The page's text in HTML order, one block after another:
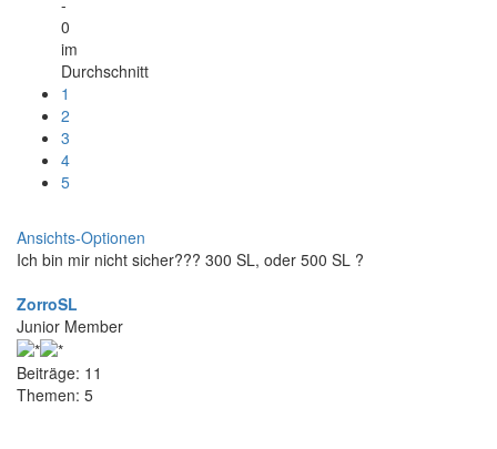
-
0
im
Durchschnitt
1
2
3
4
5
Ansichts-Optionen
Ich bin mir nicht sicher??? 300 SL, oder 500 SL ?
ZorroSL
Junior Member
Beiträge: 11
Themen: 5